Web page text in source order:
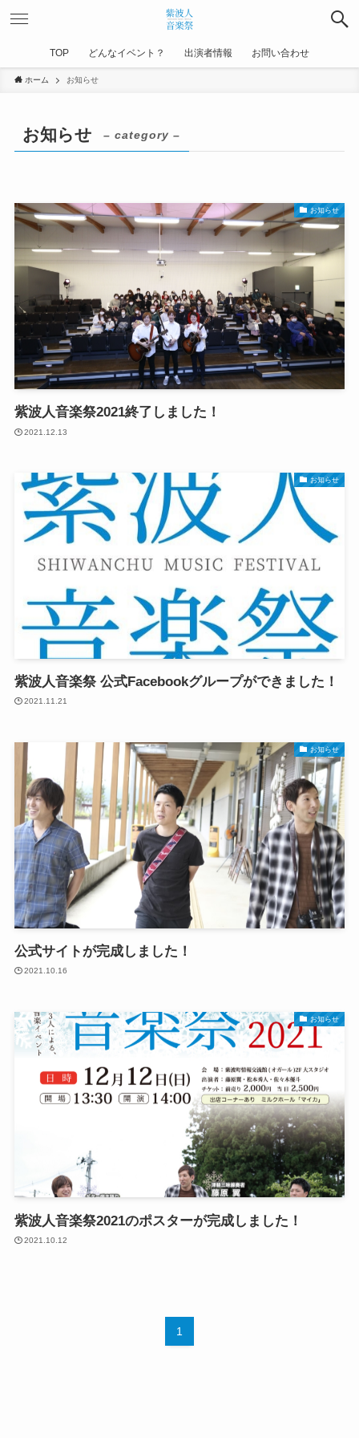
TOP どんなイベント？ 出演者情報 お問い合わせ
ホーム お知らせ
お知らせ – category –
お知らせ
紫波人音楽祭2021終了しました！
2021.12.13
お知らせ
紫波人音楽祭 公式Facebookグループができました！
2021.11.21
お知らせ
公式サイトが完成しました！
2021.10.16
お知らせ
紫波人音楽祭2021のポスターが完成しました！
2021.10.12
1